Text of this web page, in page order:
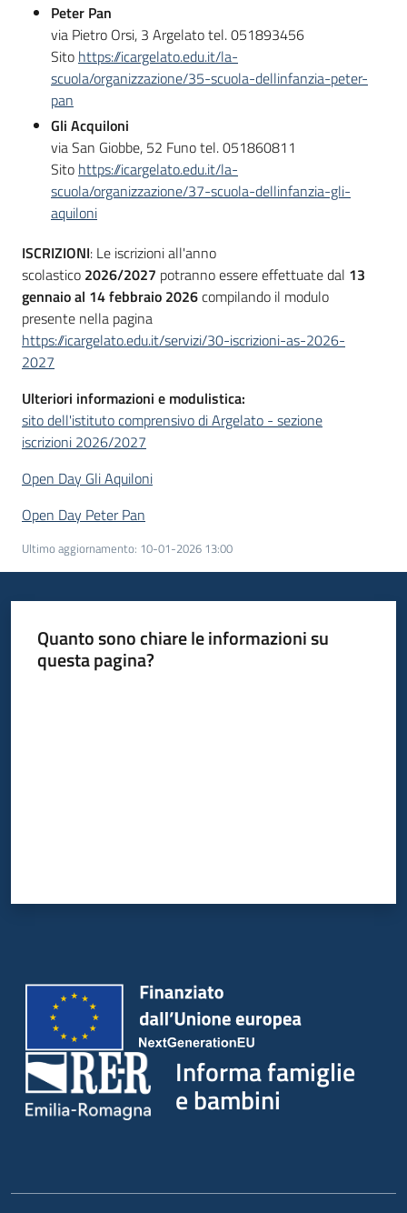
Peter Pan
via Pietro Orsi, 3 Argelato tel. 051893456
Sito https://icargelato.edu.it/la-
scuola/organizzazione/35-scuola-dellinfanzia-peter-
pan
Gli Acquiloni
via San Giobbe, 52 Funo tel. 051860811
Sito https://icargelato.edu.it/la-
scuola/organizzazione/37-scuola-dellinfanzia-gli-
aquiloni
ISCRIZIONI: Le iscrizioni all'anno
scolastico 2026/2027 potranno essere effettuate dal 13
gennaio al 14 febbraio 2026compilando il modulo
presente nella pagina
https://icargelato.edu.it/servizi/30-iscrizioni-as-2026-
2027
Ulteriori informazioni e modulistica:
sito dell'istituto comprensivo di Argelato - sezione
iscrizioni 2026/2027
Open Day Gli Aquiloni
Open Day Peter Pan
Ultimo aggiornamento: 10-01-2026 13:00
Quanto sono chiare le informazioni su
questa pagina?
Informa famiglie
e bambini